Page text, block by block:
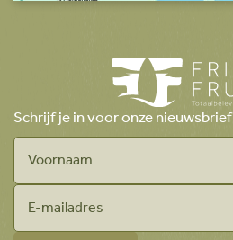
Schrijf je in voor onze nieuwsbrief